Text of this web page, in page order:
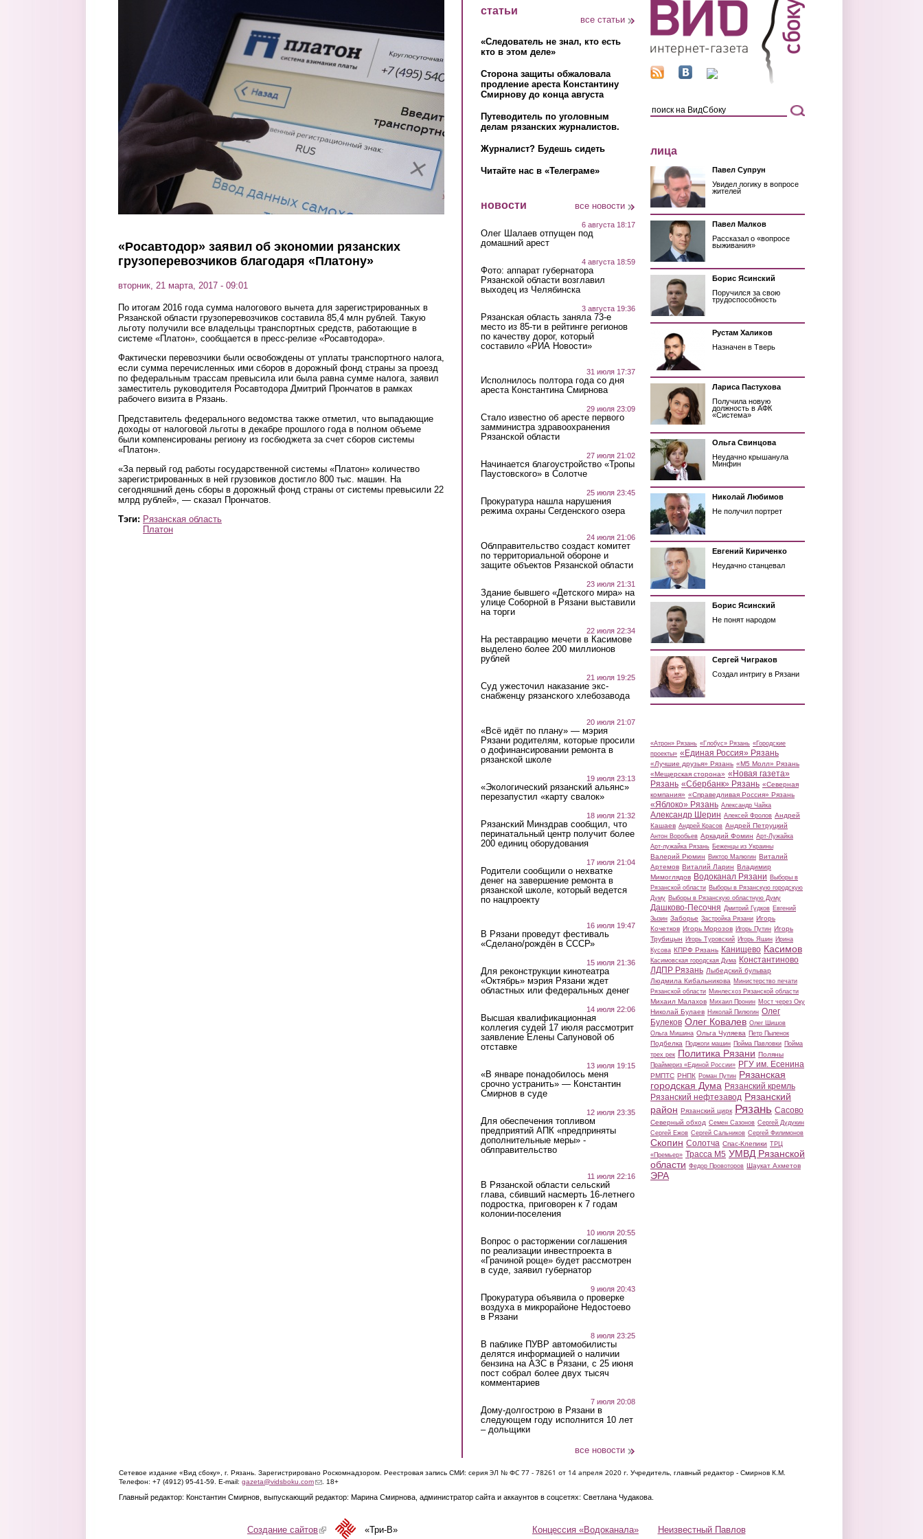
«Росавтодор» заявил об экономии рязанских
грузоперевозчиков благодаря «Платону»
вторник, 21 марта, 2017 - 09:01
По итогам 2016 года сумма налогового вычета для зарегистрированных в
Рязанской области грузоперевозчиков составила 85,4 млн рублей. Такую
льготу получили все владельцы транспортных средств, работающие в
системе «Платон», сообщается в пресс-релизе «Росавтодора».
Фактически перевозчики были освобождены от уплаты транспортного налога,
если сумма перечисленных ими сборов в дорожный фонд страны за проезд
по федеральным трассам превысила или была равна сумме налога, заявил
заместитель руководителя Росавтодора Дмитрий Прончатов в рамках
рабочего визита в Рязань.
Представитель федерального ведомства также отметил, что выпадающие
доходы от налоговой льготы в декабре прошлого года в полном объеме
были компенсированы региону из госбюджета за счет сборов системы
«Платон».
«За первый год работы государственной системы «Платон» количество
зарегистрированных в ней грузовиков достигло 800 тыс. машин. На
сегодняшний день сборы в дорожный фонд страны от системы превысили 22
млрд рублей», — сказал Прончатов.
Тэги: Рязанская область
Платон
статьи
все статьи
«Следователь не знал, кто есть
кто в этом деле»
Сторона защиты обжаловала
продление ареста Константину
Смирнову до конца августа
Путеводитель по уголовным
делам рязанских журналистов.
Журналист? Будешь сидеть
Читайте нас в «Телеграме»
новости все новости
6 августа 18:17
Олег Шалаев отпущен под
домашний арест
4 августа 18:59
Фото: аппарат губернатора
Рязанской области возглавил
выходец из Челябинска
3 августа 19:36
Рязанская область заняла 73-е
место из 85-ти в рейтинге регионов
по качеству дорог, который
составило «РИА Новости»
31 июля 17:37
Исполнилось полтора года со дня
ареста Константина Смирнова
29 июля 23:09
Стало известно об аресте первого
замминистра здравоохранения
Рязанской области
27 июля 21:02
Начинается благоустройство «Тропы
Паустовского» в Солотче
25 июля 23:45
Прокуратура нашла нарушения
режима охраны Сегденского озера
24 июля 21:06
Облправительство создаст комитет
по территориальной обороне и
защите объектов Рязанской области
23 июля 21:31
Здание бывшего «Детского мира» на
улице Соборной в Рязани выставили
на торги
22 июля 22:34
На реставрацию мечети в Касимове
выделено более 200 миллионов
рублей
21 июля 19:25
Суд ужесточил наказание экс-
снабженцу рязанского хлебозавода
20 июля 21:07
«Всё идёт по плану» — мэрия
Рязани родителям, которые просили
о дофинансировании ремонта в
рязанской школе
19 июля 23:13
«Экологический рязанский альянс»
перезапустил «карту свалок»
18 июля 21:32
Рязанский Минздрав сообщил, что
перинатальный центр получит более
200 единиц оборудования
17 июля 21:04
Родители сообщили о нехватке
денег на завершение ремонта в
рязанской школе, который ведется
по нацпроекту
16 июля 19:47
В Рязани проведут фестиваль
«Сделано/рождён в СССР»
15 июля 21:36
Для реконструкции кинотеатра
«Октябрь» мэрия Рязани ждет
областных или федеральных денег
14 июля 22:06
Высшая квалификационная
коллегия судей 17 июля рассмотрит
заявление Елены Сапуновой об
отставке
13 июля 19:15
«В январе понадобилось меня
срочно устранить» — Константин
Смирнов в суде
12 июля 23:35
Для обеспечения топливом
предприятий АПК «предприняты
дополнительные меры» -
облправительство
11 июля 22:16
В Рязанской области сельский
глава, сбивший насмерть 16-летнего
подростка, приговорен к 7 годам
колонии-поселения
10 июля 20:55
Вопрос о расторжении соглашения
по реализации инвестпроекта в
«Грачиной роще» будет рассмотрен
в суде, заявил губернатор
9 июля 20:43
Прокуратура объявила о проверке
воздуха в микрорайоне Недостоево
в Рязани
8 июля 23:25
В паблике ПУВР автомобилисты
делятся информацией о наличии
бензина на АЗС в Рязани, с 25 июня
пост собрал более двух тысяч
комментариев
7 июля 20:08
Дому-долгострою в Рязани в
следующем году исполнится 10 лет
– дольщики
все новости
лица
Павел Супрун
Увидел логику в вопросе
жителей
Павел Малков
Рассказал о «вопросе
выживания»
Борис Ясинский
Поручился за свою
трудоспособность
Рустам Халиков
Назначен в Тверь
Лариса Пастухова
Получила новую
должность в АФК
«Система»
Ольга Свинцова
Неудачно крышанула
Минфин
Николай Любимов
Не получил портрет
Евгений Кириченко
Неудачно станцевал
Борис Ясинский
Не понят народом
Сергей Чиграков
Создал интригу в Рязани
«Атрон» Рязань «Глобус» Рязань «Городские
проекты» «Единая Россия» Рязань
«Лучшие друзья» Рязань «М5 Молл» Рязань
«Мещерская сторона» «Новая газета»
Рязань «Сбербанк» Рязань «Северная
компания» «Справедливая Россия» Рязань
«Яблоко» Рязань Александр Чайка
Александр Шерин Алексей Фролов Андрей
Кашаев Андрей Красов Андрей Петруцкий
Антон Воробьев Аркадий Фомин Арт-Лужайка
Арт-лужайка Рязань Беженцы из Украины
Валерий Рюмин Виктор Малюгин Виталий
Артемов Виталий Ларин Владимир
Мимоглядов Водоканал Рязани Выборы в
Рязанской области Выборы в Рязанскую городскую
Думу Выборы в Рязанскую областную Думу
Дашково-Песочня Дмитрий Гудков Евгений
Зызин Заборье Застройка Рязани Игорь
Кочетков Игорь Морозов Игорь Путин Игорь
Трубицын Игорь Туровский Игорь Яшин Ирина
Кусова КПРФ Рязань Канищево Касимов
Касимовская городская Дума Константиново
ЛДПР Рязань Лыбедский бульвар
Людмила Кибальникова Министерство печати
Рязанской области Минлесхоз Рязанской области
Михаил Малахов Михаил Пронин Мост через Оку
Николай Булаев Николай Пилюгин Олег
Булеков Олег Ковалев Олег Шишов
Ольга Мишина Ольга Чуляева Петр Пыленок
Подбелка Поджоги машин Пойма Павловки Пойма
трех рек Политика Рязани Поляны
Праймериз «Единой России» РГУ им. Есенина
РМПТС РНПК Роман Путин Рязанская
городская Дума Рязанский кремль
Рязанский нефтезавод Рязанский
район Рязанский цирк Рязань Сасово
Северный обход Семен Сазонов Сергей Дудукин
Сергей Ежов Сергей Сальников Сергей Филимонов
Скопин Солотча Спас-Клепики ТРЦ
«Премьер» Трасса М5 УМВД Рязанской
области Федор Провоторов Шаукат Ахметов
ЭРА
Сетевое издание «Вид сбоку», г. Рязань. Зарегистрировано Роскомнадзором. Реестровая запись СМИ: серия ЭЛ № ФС 77 - 78261 от 14 апреля 2020 г. Учредитель, главный редактор - Смирнов К.М.
Телефон: +7 (4912) 95-41-59. E-mail: gazeta@vidsboku.com(link sends e-mail)
. 18+
Главный редактор: Константин Смирнов, выпускающий редактор: Марина Смирнова, администратор сайта и аккаунтов в соцсетях: Светлана Чудакова.
Концессия «Водоканала» Неизвестный Павлов
Создание сайтов(link is external)«Три-В»